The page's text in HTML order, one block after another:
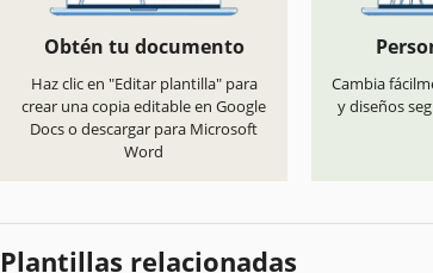
Obtén tu documento
Haz clic en "Editar plantilla" para
crear una copia editable en Google
Docs o descargar para Microsoft
Word
Cambia
y diseños
Plantillas relacionadas